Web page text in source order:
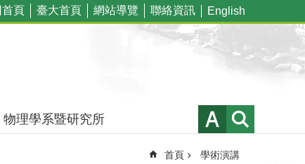
首頁 臺大首頁 網站導覽 聯絡資訊 English
物理學系暨研究所
首頁 學術演講